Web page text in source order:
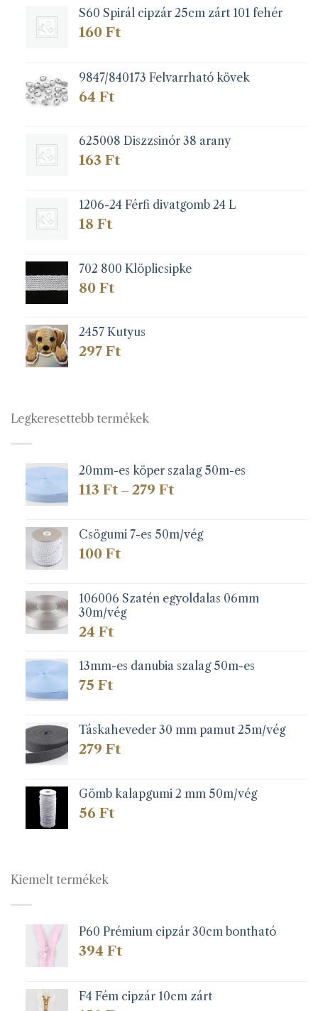
S60 Spirál cipzár 25cm zárt 101 fehér
160 Ft
9847/840173 Felvarrható kövek
64 Ft
625008 Diszzsinór 38 arany
163 Ft
1206-24 Férfi divatgomb 24 L
18 Ft
702 800 Klöplicsipke
80 Ft
2457 Kutyus
297 Ft
Legkeresettebb termékek
20mm-es köper szalag 50m-es
113 Ft – 279 FtÁrtartomány:
279 Ft
Csögumi 7-es 50m/vég
100 Ft
106006 Szatén egyoldalas 06mm
30m/vég
24 Ft
13mm-es danubia szalag 50m-es
75 Ft
Táskaheveder 30 mm pamut 25m/vég
279 Ft
Gömb kalapgumi 2 mm 50m/vég
56 Ft
Kiemelt termékek
P60 Prémium cipzár 30cm bontható
394 Ft
F4 Fém cipzár 10cm zárt